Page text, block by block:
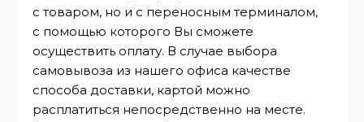
с товаром, но и с переносным терминалом,
с помощью которого Вы сможете
осуществить оплату. В случае выбора
самовывоза из нашего офиса качестве
способа доставки, картой можно
расплатиться непосредственно на месте.